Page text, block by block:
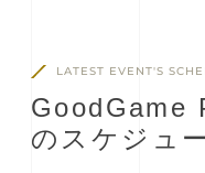
LATEST EVENT'S
GoodGame
の ス ケ ジ ュ ー